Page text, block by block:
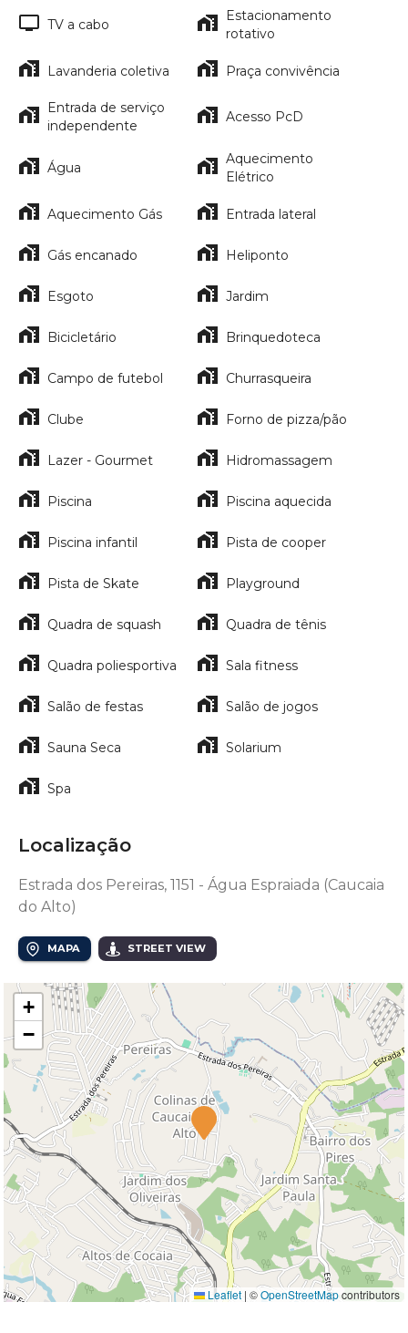
TV a cabo
Estacionamento
rotativo
Lavanderia coletiva Praça convivência
Entrada de serviço
independente
Acesso PcD
Água
Aquecimento
Elétrico
Aquecimento Gás Entrada lateral
Gás encanado Heliponto
Esgoto Jardim
Bicicletário Brinquedoteca
Campo de futebol Churrasqueira
Clube Forno de pizza/pão
Lazer - Gourmet Hidromassagem
Piscina Piscina aquecida
Piscina infantil Pista de cooper
Pista de Skate Playground
Quadra de squash Quadra de tênis
Quadra poliesportiva Sala fitness
Salão de festas Salão de jogos
Sauna Seca Solarium
Spa
Localização
Estrada dos Pereiras, 1151 - Água Espraiada (Caucaia
do Alto)
MAPA STREET VIEW
+
−
Leaflet | ©OpenStreetMapcontributors